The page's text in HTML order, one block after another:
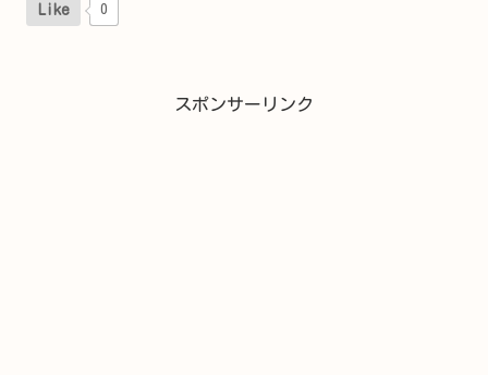
Like 0
スポンサーリンク